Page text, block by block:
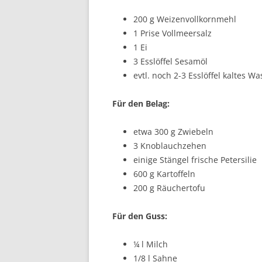
200 g Weizenvollkornmehl
1 Prise Vollmeersalz
1 Ei
3 Esslöffel Sesamöl
evtl. noch 2-3 Esslöffel kaltes
Für den Belag:
etwa 300 g Zwiebeln
3 Knoblauchzehen
einige Stängel frische Petersilie
600 g Kartoffeln
200 g Räuchertofu
Für den Guss:
¼ l Milch
1/8 l Sahne